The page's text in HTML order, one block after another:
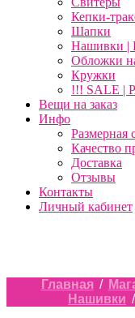
Кепки-
Шапки
Нашивки |
Обложки
Кружки
!!! SALE
Вещи на заказ
Инфо
Размерная
Качество
Доставка
Отзывы
Контакты
Личный кабинет
Главная /
Нашивки /